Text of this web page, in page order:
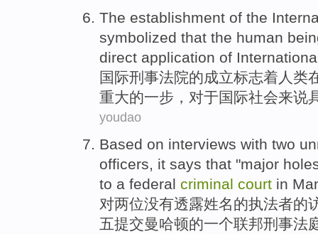
The establishment of the
symbolized that the human
direct application of
国际刑事法院的成立标志着 人类
重大的一步，对于国际社会来说
youdao
Based on interviews with two
officers, it says that "major
to a federal criminal court in
对两位没有透露姓名的执法者的
五提交曼哈顿的一个联邦刑事法